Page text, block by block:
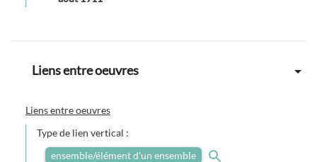
Liens entre oeuvres
Liens entre oeuvres
Type de lien vertical :
ensemble/élément d’un ensemble